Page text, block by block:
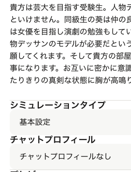
貴方は芸大を目指す受験生。人物
といけません。同級生の葵は仲の
は女優を目指し演劇の勉強もして
物デッサンのモデルが必要だとい
願してくれます。そして貴方の部
事になります。お互いに密かに意
たりきりの真剣な状態に胸が高鳴
シミュレーションタイプ
基本設定
チャットプロフィール
チャットプロフィールなし